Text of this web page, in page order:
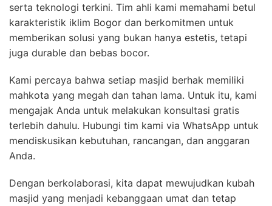
serta teknologi terkini. Tim ahli kami memahami betul
karakteristik iklim Bogor dan berkomitmen untuk
memberikan solusi yang bukan hanya estetis, tetapi
juga durable dan bebas bocor.
Kami percaya bahwa setiap masjid berhak memiliki
mahkota yang megah dan tahan lama. Untuk itu, kami
mengajak Anda untuk melakukan konsultasi gratis
terlebih dahulu. Hubungi tim kami via WhatsApp untuk
mendiskusikan kebutuhan, rancangan, dan anggaran
Anda.
Dengan berkolaborasi, kita dapat mewujudkan kubah
masjid yang menjadi kebanggaan umat dan tetap